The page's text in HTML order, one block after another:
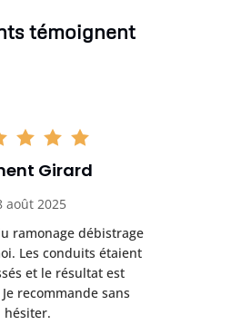
témoignent
Girard
août 2025
ramonage débistrage
Les conduits étaient
et le résultat est
recommande sans
hésiter.